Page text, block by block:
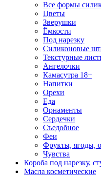
Все формы
Цветы
Зверушки
Ёмкости
Под нарезку
Силиконовые
Текстурные
Ангелочки
Камасутра 18+
Напитки
Орехи
Еда
Орнаменты
Сердечки
Съедобное
Феи
Фрукты, ягоды,
Чувства
Короба под нарезку,
Масла косметические